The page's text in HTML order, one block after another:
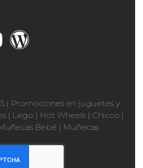
| Promociones en juguetes y
| Lego | Hot Wheels | Chicco |
Bebé | Muñecas